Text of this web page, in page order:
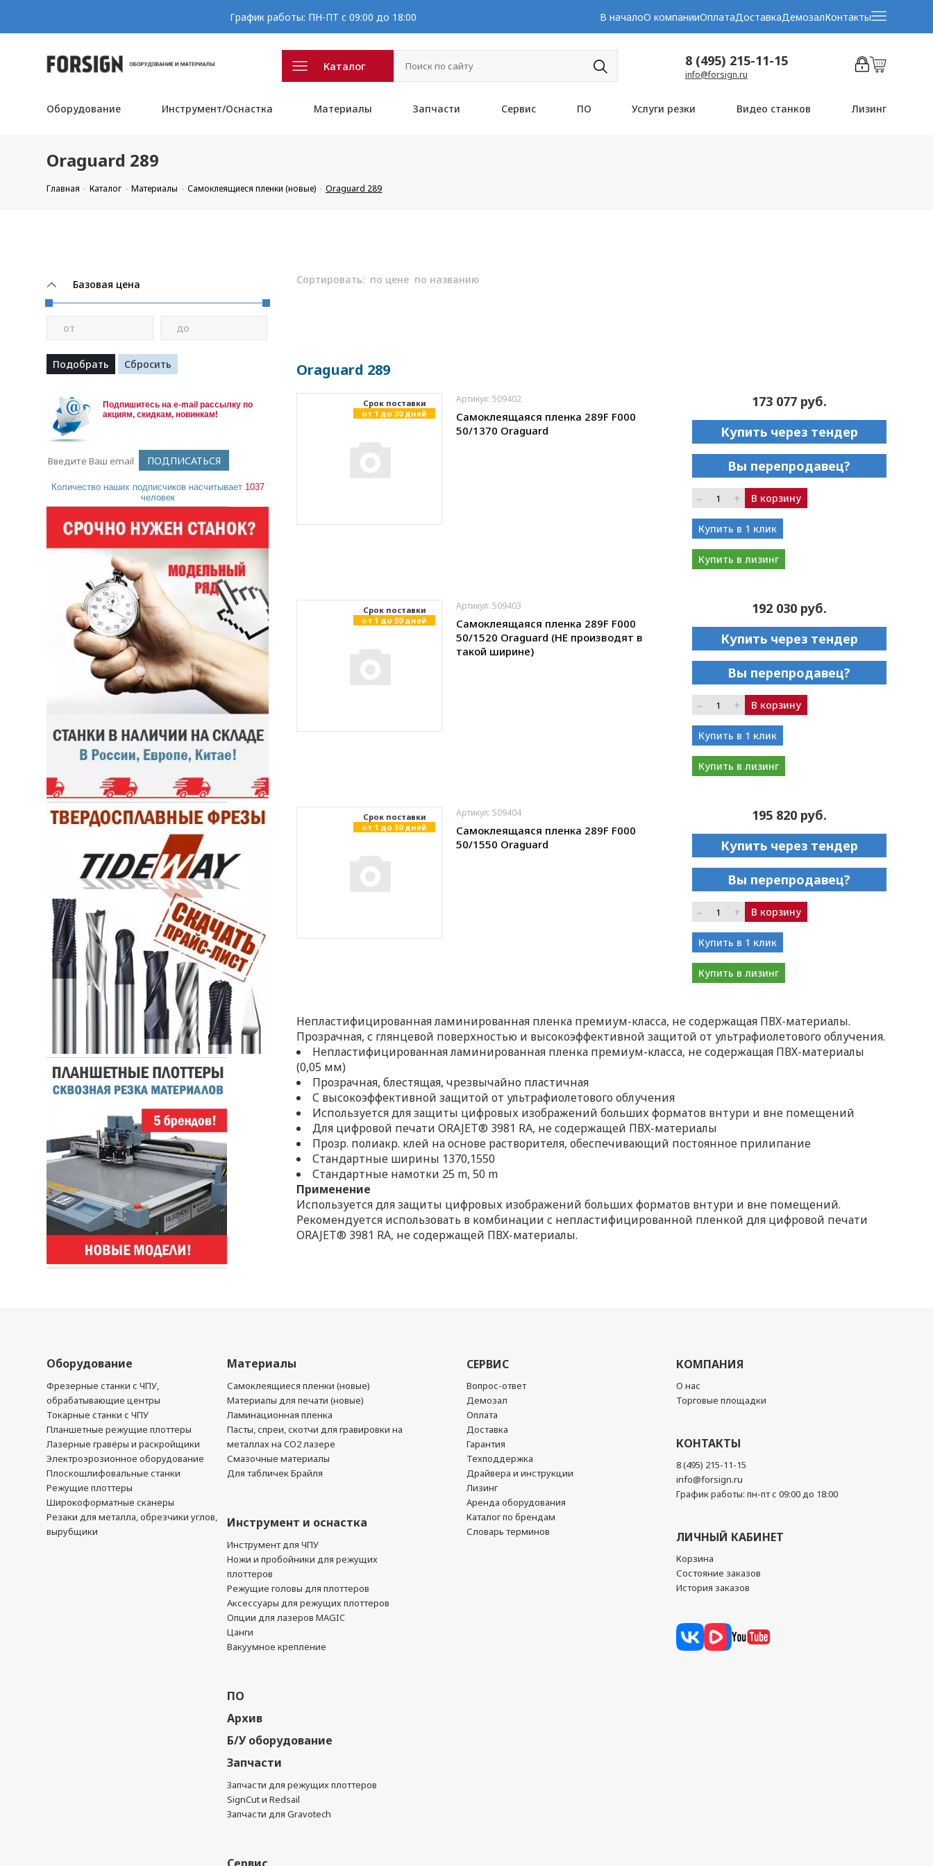
График работы: ПН-ПТ с 09:00 до 18:00 В началоО компанииОплатаДоставкаДемозалКонтакты
Каталог 8 (495) 215-11-15
info@forsign.ru
Оборудование Инструмент/Оснастка Материалы Запчасти Сервис ПО Услуги резки Видео станков Лизинг
Oraguard 289
Главная Каталог Материалы Самоклеящиеся пленки (новые) Oraguard 289
Базовая цена
от до
Подпишитесь на e-mail рассылку по
акциям, скидкам, новинкам!
Количество наших подписчиков насчитывает 1037
человек
Сортировать: по цене по названию
Oraguard 289
Cрок поставки
от 1 до 30 дней
Артикул: 509402
Самоклеящаяся пленка 289F F000
50/1370 Oraguard
173 077 руб.
Купить через тендер
Вы перепродавец?
– + В корзину
Купить в 1 клик
Купить в лизинг
Cрок поставки
от 1 до 30 дней
Артикул: 509403
Самоклеящаяся пленка 289F F000
50/1520 Oraguard (НЕ производят в
такой ширине)
192 030 руб.
Купить через тендер
Вы перепродавец?
– + В корзину
Купить в 1 клик
Купить в лизинг
Cрок поставки
от 1 до 30 дней
Артикул: 509404
Самоклеящаяся пленка 289F F000
50/1550 Oraguard
195 820 руб.
Купить через тендер
Вы перепродавец?
– + В корзину
Купить в 1 клик
Купить в лизинг
Непластифицированная ламинированная пленка премиум-класса, не содержащая ПВХ-материалы.
Прозрачная, с глянцевой поверхностью и высокоэффективной защитой от ультрафиолетового облучения.
Непластифицированная ламинированная пленка премиум-класса, не содержащая ПВХ-материалы
(0,05 мм)
Прозрачная, блестящая, чрезвычайно пластичная
С высокоэффективной защитой от ультрафиолетового облучения
Используется для защиты цифровых изображений больших форматов внтури и вне помещений
Для цифровой печати ORAJET® 3981 RA, не содержащей ПВХ-материалы
Прозр. полиакр. клей на основе растворителя, обеспечивающий постоянное прилипание
Стандартные ширины 1370,1550
Стандартные намотки 25 m, 50 m
Применение
Используется для защиты цифровых изображений больших форматов внтури и вне помещений.
Рекомендуется использовать в комбинации с непластифицированной пленкой для цифровой печати
ORAJET® 3981 RA, не содержащей ПВХ-материалы.
Оборудование
Фрезерные станки с ЧПУ,
обрабатывающие центры
Токарные станки с ЧПУ
Планшетные режущие плоттеры
Лазерные гравёры и раскройщики
Электроэрозионное оборудование
Плоскошлифовальные станки
Режущие плоттеры
Широкоформатные сканеры
Резаки для металла, обрезчики углов,
вырубщики
Материалы
Самоклеящиеся пленки (новые)
Материалы для печати (новые)
Ламинационная пленка
Пасты, спреи, скотчи для гравировки на
металлах на CO2 лазере
Смазочные материалы
Для табличек Брайля
Инструмент и оснастка
Инструмент для ЧПУ
Ножи и пробойники для режущих
плоттеров
Режущие головы для плоттеров
Аксессуары для режущих плоттеров
Опции для лазеров MAGIC
Цанги
Вакуумное крепление
ПО
Архив
Б/У оборудование
Запчасти
Запчасти для режущих плоттеров
SignCut и Redsail
Запчасти для Gravotech
СЕРВИС
Вопрос-ответ
Демозал
Оплата
Доставка
Гарантия
Техподдержка
Драйвера и инструкции
Лизинг
Аренда оборудования
Каталог по брендам
Словарь терминов
КОМПАНИЯ
О нас
Торговые площадки
КОНТАКТЫ
8 (495) 215-11-15
info@forsign.ru
График работы: пн-пт с 09:00 до 18:00
ЛИЧНЫЙ КАБИНЕТ
Корзина
Состояние заказов
История заказов